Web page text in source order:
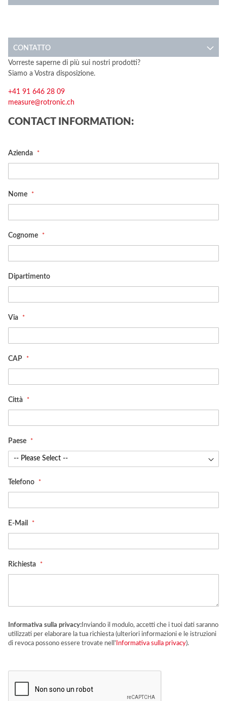
CONTATTO
Vorreste saperne di più sui nostri prodotti?
Siamo a Vostra disposizione.
+41 91 646 28 09
measure@rotronic.ch
CONTACT INFORMATION:
Azienda
Nome
Cognome
Dipartimento
Via
CAP
Città
Paese
Telefono
E-Mail
Richiesta
Informativa sulla privacy: Inviando il modulo, accetti che i tuoi dati saranno
utilizzati per elaborare la tua richiesta (ulteriori informazioni e le istruzioni
di revoca possono essere trovate nell' Informativa sulla privacy).